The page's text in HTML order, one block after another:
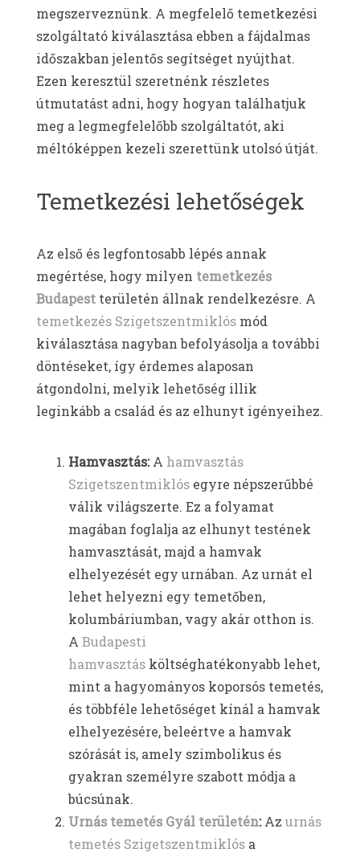
megszerveznünk. A megfelelő temetkezési
szolgáltató kiválasztása ebben a fájdalmas
időszakban jelentős segítséget nyújthat.
Ezen keresztül szeretnénk részletes
útmutatást adni, hogy hogyan találhatjuk
meg a legmegfelelőbb szolgáltatót, aki
méltóképpen kezeli szerettünk utolsó útját.
Temetkezési lehetőségek
Az első és legfontosabb lépés annak
megértése, hogy milyen temetkezés
Budapest területén állnak rendelkezésre. A
temetkezés Szigetszentmiklós mód
kiválasztása nagyban befolyásolja a további
döntéseket, így érdemes alaposan
átgondolni, melyik lehetőség illik
leginkább a család és az elhunyt igényeihez.
Hamvasztás:A hamvasztás
Szigetszentmiklós egyre népszerűbbé
válik világszerte. Ez a folyamat
magában foglalja az elhunyt testének
hamvasztását, majd a hamvak
elhelyezését egy urnában. Az urnát el
lehet helyezni egy temetőben,
kolumbáriumban, vagy akár otthon is.
A Budapesti
hamvasztás költséghatékonyabb lehet,
mint a hagyományos koporsós temetés,
és többféle lehetőséget kínál a hamvak
elhelyezésére, beleértve a hamvak
szórását is, amely szimbolikus és
gyakran személyre szabott módja a
búcsúnak.
Urnás temetés Gyál területén:Az urnás
temetés Szigetszentmiklós a